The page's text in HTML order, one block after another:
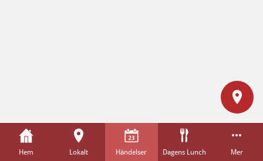
Hem Lokalt Händelser Dagens Lunch Mer